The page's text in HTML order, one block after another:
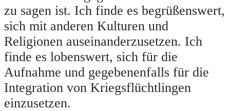
zu sagen ist. Ich finde es begrüßenswert,
sich mit anderen Kulturen und
Religionen auseinanderzusetzen. Ich
finde es lobenswert, sich für die
Aufnahme und gegebenenfalls für die
Integration von Kriegsflüchtlingen
einzusetzen.